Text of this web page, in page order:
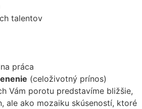
talentov
práca
(celoživotný prínos)
Vám porotu predstavíme bližšie,
ale ako mozaiku skúseností, ktoré